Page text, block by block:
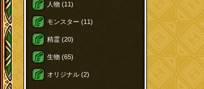
人物 (11)
モンスター (11)
精霊 (20)
生物 (65)
オリジナル (2)